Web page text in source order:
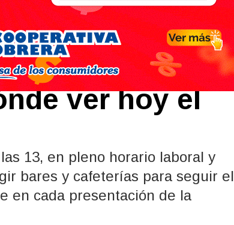
clasificación a
ver hoy el
13, en pleno horario laboral y
bares y cafeterías para seguir el
en cada presentación de la